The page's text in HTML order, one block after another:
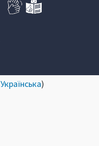
Українська)